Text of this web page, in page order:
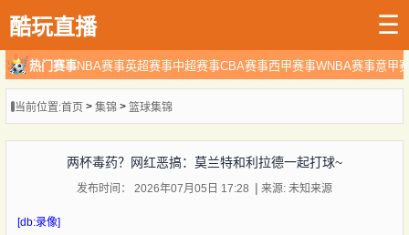
酷玩直播 ☰
热门赛事NBA赛事英超赛事中超赛事CBA赛事西甲赛事WNBA赛事意甲
当前位置:首页> 集锦 > 篮球集锦
两杯毒药？网红恶搞：莫兰特和利拉德一起打球~
发布时间： 2026年07月05日 17:28 来源: 未知来源
[db:录像]